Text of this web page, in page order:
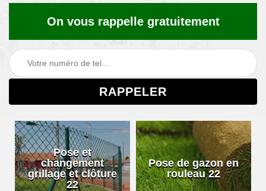
On vous rappelle gratuitement
Pose et
changement
grillage et clôture
22
Pose de gazon en
rouleau 22